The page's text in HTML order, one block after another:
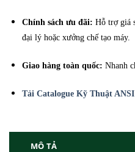
Chính sách ưu đãi: Hỗ trợ giá
đại lý hoặc xưởng chế tạo máy.
Giao hàng toàn quốc: Nhanh
Tải Catalogue Kỹ Thuật
MÔ TẢ